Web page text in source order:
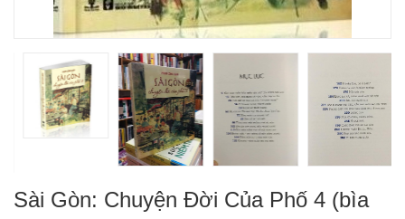
Sài Gòn: Chuyện Đời Của Phố 4 (bìa